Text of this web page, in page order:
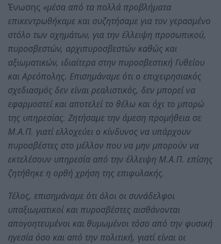
Ένωσης «μέσα από τα πολλά προβλήματα
επικεντρωθήκαμε και συζητήσαμε για τον γερασμένο
στόλο των οχημάτων, για την έλλειψη προσωπικού,
πυροσβεστών, αρχιπυροσβεστών καθώς και
αξιωματικών, ιδιαίτερα στην πυροσβεστική Γυθείου
και Αρεόπολης. Επισημάναμε ότι ο επιχειρησιακός
σχεδιασμός δεν είναι ρεαλιστικός, δεν μπορεί να
εφαρμοστεί και αποτελεί το θέλω και όχι το μπορώ
της υπηρεσίας. Ζητήσαμε την άμεση προμήθεια σε
Μ.Α.Π. γιατί ελλοχεύει ο κίνδυνος να υπάρχουν
πυροσβέστες στο μέλλον που να μην μπορούν να
εκτελέσουν υπηρεσία από την έλλειψη Μ.Α.Π. επίσης
ζητήθηκε η ορθή χρήση της επιφυλακής.
Τέλος, επισημάναμε ότι όλοι οι συνάδελφοι
υπαξιωματικοί και πυροσβέστες αισθάνονται
απογοητευμένοι και θυμωμένοι τόσο από την φυσική
ηγεσία όσο και από την πολιτική, γιατί είναι οι